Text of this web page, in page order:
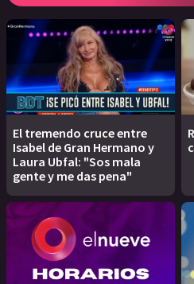
El tremendo cruce entre
Isabel de Gran Hermano y
Laura Ubfal: "Sos mala
gente y me das pena"